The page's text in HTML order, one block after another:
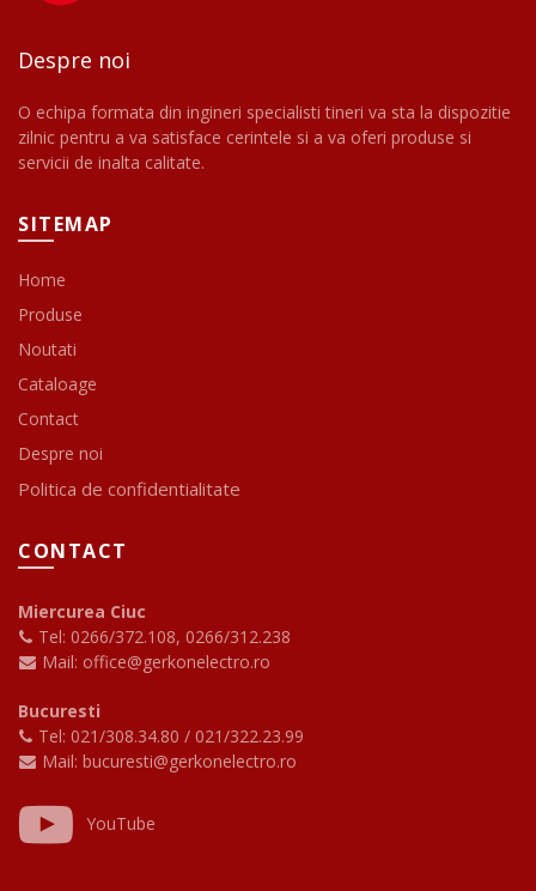
Despre noi
O echipa formata din ingineri specialisti tineri va sta la dispozitie
zilnic pentru a va satisface cerintele si a va oferi produse si
servicii de inalta calitate.
SITEMAP
Home
Produse
Noutati
Cataloage
Contact
Despre noi
Politica de confidentialitate
CONTACT
Miercurea Ciuc
Tel: 0266/372.108, 0266/312.238
Mail: office@gerkonelectro.ro
Bucuresti
Tel: 021/308.34.80 / 021/322.23.99
Mail: bucuresti@gerkonelectro.ro
YouTube